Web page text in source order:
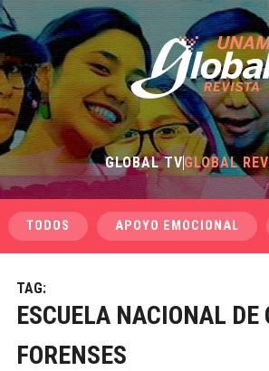
GLOBAL TVGLOBAL
TODOS APOYO EMOCIONAL
TAG:
ESCUELA NACIONAL DE
FORENSES